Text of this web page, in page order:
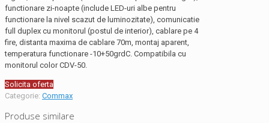
functionare zi-noapte (include LED-uri albe pentru
functionare la nivel scazut de luminozitate), comunicatie
full duplex cu monitorul (postul de interior), cablare pe 4
fire, distanta maxima de cablare 70m, montaj aparent,
temperatura functionare -10+50grdC. Compatibila cu
monitorul color CDV-50.
Solicita oferta
Categorie: Commax
Produse similare